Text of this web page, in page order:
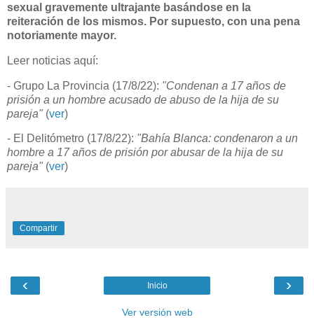
sexual gravemente ultrajante basándose en la
reiteración de los mismos. Por supuesto, con una pena
notoriamente mayor.
Leer noticias aquí:
- Grupo La Provincia (17/8/22): "Condenan a 17 años de
prisión a un hombre acusado de abuso de la hija de su
pareja" (ver)
- El Delitómetro (17/8/22): "Bahía Blanca: condenaron a un
hombre a 17 años de prisión por abusar de la hija de su
pareja" (ver)
Compartir
‹ ›
Inicio
Ver versión web